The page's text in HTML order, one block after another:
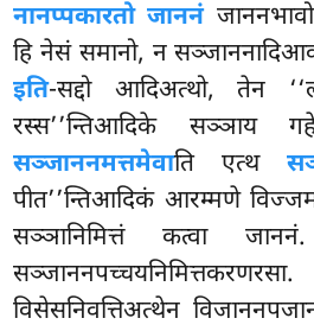
नानप्पकारतो जाननं
हि नेसं समानो, न
इति-सद्दो आदिअत्थो, तेन
रस्स’’न्तिआदिके सञ्ञाय
सञ्जाननमत्तमेवाति एत्थ
पीत’’न्तिआदिकं आरम्मणे
सञ्ञानिमित्तं कत्वा
विसेसनिवत्तिअत्थेन